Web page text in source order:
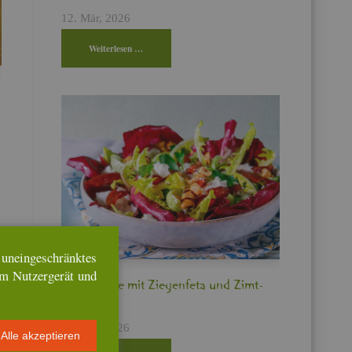
12. Mär, 2026
Wei­ter­le­sen …
Bit­ter­sa­la­te mit Zie­gen­fe­ta und Zimt­
17. Feb, 2026
Nut­zer­ge­rät und
Alle ak­zep­tie­ren